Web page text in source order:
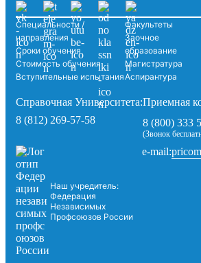
Специальности /
направления
Сроки обучения
Стоимость обучения
Вступительные испытания
Факультеты
Заочное
образование
Магистратура
Аспирантура
Справочная Университета:
8 (812) 269-57-58
Приемная
8 (800) 333
(Звонок
Наш учредитель:
Федерация
Независимых
Профсоюзов России
e-mail: